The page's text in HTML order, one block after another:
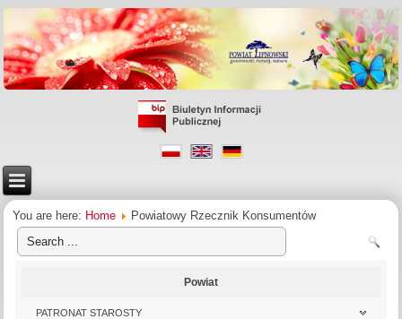
You are here: Home Powiatowy Rzecznik Konsumentów
Powiat
PATRONAT STAROSTY